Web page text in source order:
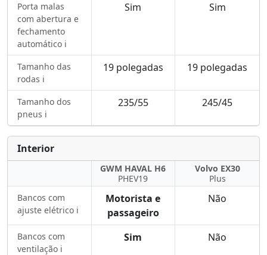
Porta malas
com abertura e
fechamento
automático ℹ️
Sim Sim
Tamanho das
rodas ℹ️
19 polegadas 19 polegadas
Tamanho dos
pneus ℹ️
235/55 245/45
Interior
GWM HAVAL H6
PHEV19
Volvo EX30
Plus
Bancos com
ajuste elétrico ℹ️
Motorista e
passageiro
Não
Bancos com
ventilação ℹ️
Sim Não